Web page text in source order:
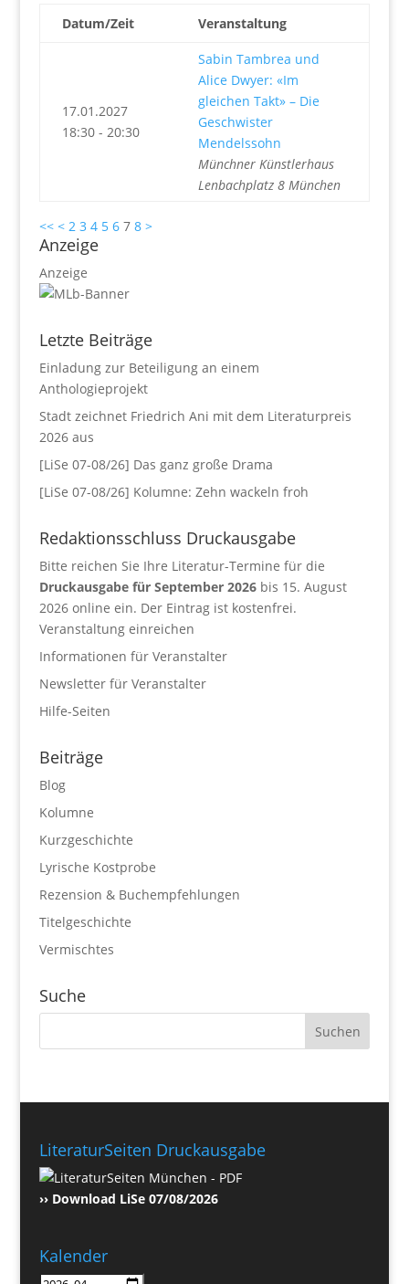
Datum/Zeit Veranstaltung
17.01.2027
18:30 - 20:30
Sabin Tambrea und
Alice Dwyer: «Im
gleichen Takt» – Die
Geschwister
Mendelssohn
Münchner Künstlerhaus
Lenbachplatz 8 München
<< < 2 3 4 5 6 7 8 >
Anzeige
Anzeige
Letzte Beiträge
Einladung zur Beteiligung an einem
Anthologieprojekt
Stadt zeichnet Friedrich Ani mit dem Literaturpreis
2026 aus
[LiSe 07-08/26] Das ganz große Drama
[LiSe 07-08/26] Kolumne: Zehn wackeln froh
Redaktionsschluss Druckausgabe
Bitte reichen Sie Ihre Literatur-Termine für die
Druckausgabe für September 2026bis 15. August
2026 online ein. Der Eintrag ist kostenfrei.
Veranstaltung einreichen
Informationen für Veranstalter
Newsletter für Veranstalter
Hilfe-Seiten
Beiträge
Blog
Kolumne
Kurzgeschichte
Lyrische Kostprobe
Rezension & Buchempfehlungen
Titelgeschichte
Vermischtes
Suche
LiteraturSeiten Druckausgabe
›› Download LiSe 07/08/2026
Kalender